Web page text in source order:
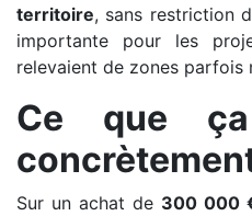
territoire, sans restriction
importante pour les
relevaient de zones parfois
Ce que ça
Sur un achat de 300 000